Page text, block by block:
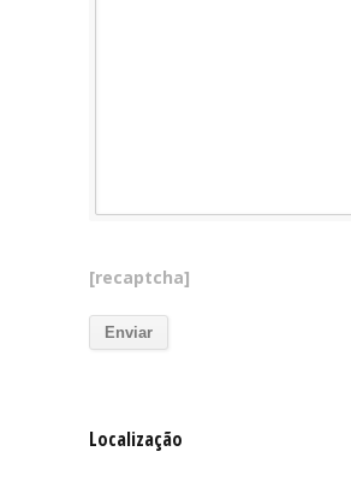
[recaptcha]
Localização